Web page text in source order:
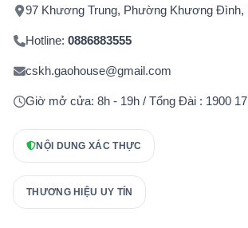
97 Khương Trung, Phường Khương Đình,
Hotline: 0886883555
cskh.gaohouse@gmail.com
Giờ mở cửa: 8h - 19h / Tổng Đài : 1900
NỘI DUNG XÁC THỰC
THƯƠNG HIỆU UY TÍN